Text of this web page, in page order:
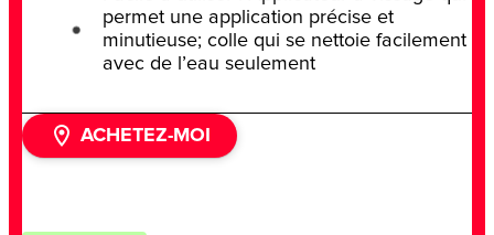
permet une application précise et
minutieuse; colle qui se nettoie facilement
avec de l’eau seulement
ACHETEZ-MOI